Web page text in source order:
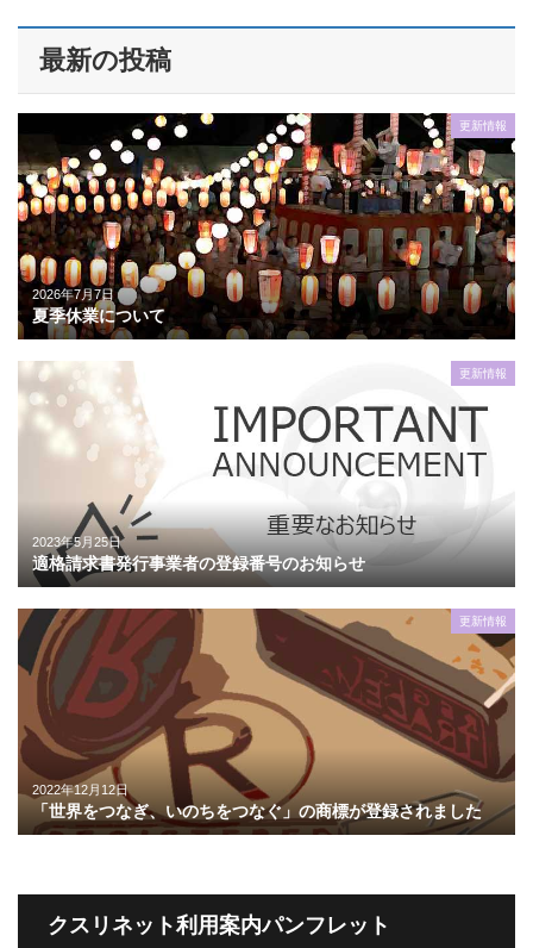
最新の投稿
更新情報
2026年7月7日
夏季休業について
更新情報
2023年5月25日
適格請求書発行事業者の登録番号のお知らせ
更新情報
2022年12月12日
「世界をつなぎ、いのちをつなぐ」の商標が登録されました
クスリネット利用案内パンフレット